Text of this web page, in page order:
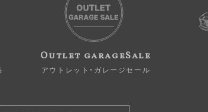
Outlet garageSale
アウトレット・ガレージセール